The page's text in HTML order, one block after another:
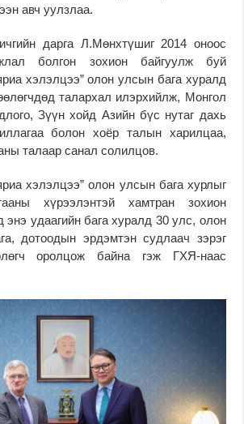
авч уулзлаа.
дарга Л.Мөнхтүшиг 2014 оноос
болгон зохион байгуулж буй
хэлэлцээ” олон улсын бага хуралд
талархал илэрхийлж, Монгол
Зүүн хойд Азийн бүс нутаг дахь
болон хоёр талын харилцаа,
талаар санал солилцов.
хэлэлцээ” олон улсын бага хурлыг
хүрээлэнтэй хамтран зохион
энэ удаагийн бага хуралд 30 улс, олон
дотоодын эрдэмтэн судлаач зэрэг
оролцож байна гэж ГХЯ-наас